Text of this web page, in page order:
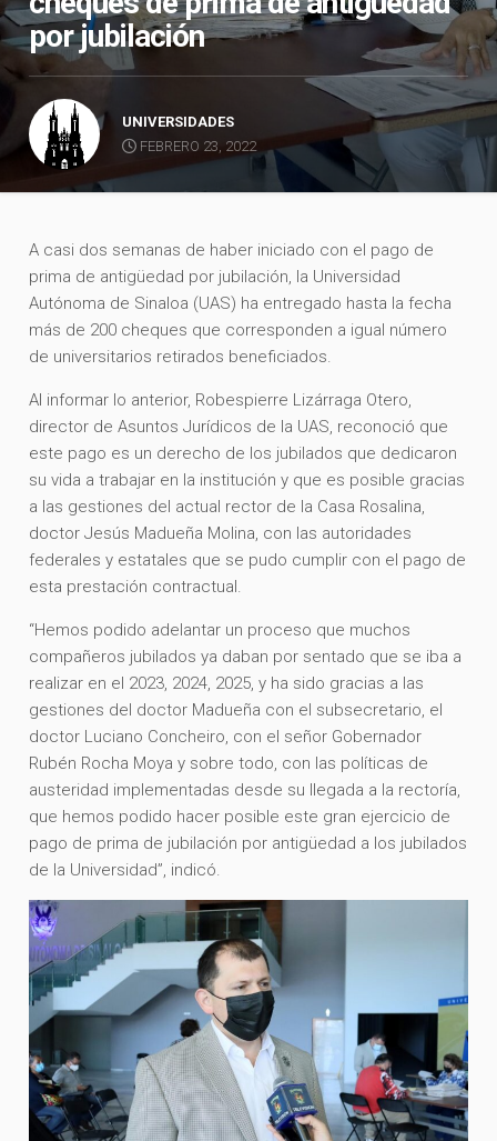
por jubilación
UNIVERSIDADES
FEBRERO 23, 2022
A casi dos semanas de haber iniciado con el pago de
prima de antigüedad por jubilación, la Universidad
Autónoma de Sinaloa (UAS) ha entregado hasta la fecha
más de 200 cheques que corresponden a igual número
de universitarios retirados beneficiados.
Al informar lo anterior, Robespierre Lizárraga Otero,
director de Asuntos Jurídicos de la UAS, reconoció que
este pago es un derecho de los jubilados que dedicaron
su vida a trabajar en la institución y que es posible gracias
a las gestiones del actual rector de la Casa Rosalina,
doctor Jesús Madueña Molina, con las autoridades
federales y estatales que se pudo cumplir con el pago de
esta prestación contractual.
“Hemos podido adelantar un proceso que muchos
compañeros jubilados ya daban por sentado que se iba a
realizar en el 2023, 2024, 2025, y ha sido gracias a las
gestiones del doctor Madueña con el subsecretario, el
doctor Luciano Concheiro, con el señor Gobernador
Rubén Rocha Moya y sobre todo, con las políticas de
austeridad implementadas desde su llegada a la rectoría,
que hemos podido hacer posible este gran ejercicio de
pago de prima de jubilación por antigüedad a los jubilados
de la Universidad”, indicó.